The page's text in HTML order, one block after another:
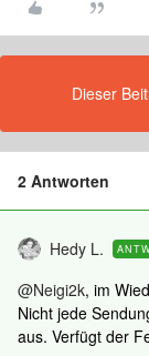
Dieser
2 Antworten
Hedy L.
@Neigi2k, im
Nicht jede
aus. Verfügt der